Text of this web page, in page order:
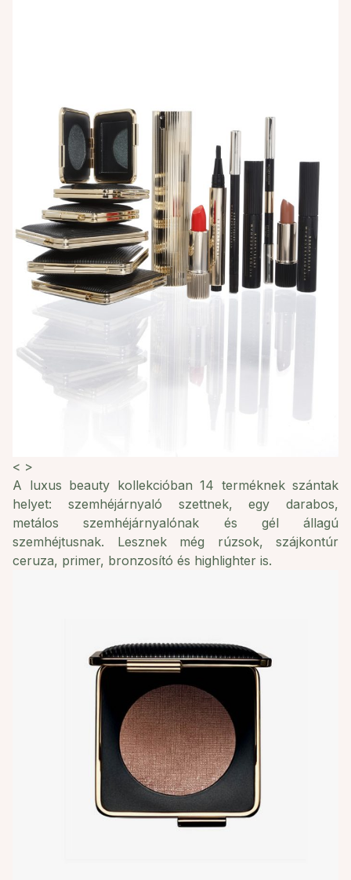
< >
A luxus beauty kollekcióban 14 terméknek szántak
helyet: szemhéjárnyaló szettnek, egy darabos,
metálos szemhéjárnyalónak és gél állagú
szemhéjtusnak. Lesznek még rúzsok, szájkontúr
ceruza, primer, bronzosító és highlighter is.